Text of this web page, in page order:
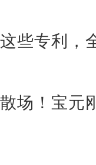
些专利，
场！宝元